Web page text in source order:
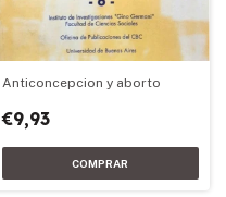
Anticoncepcion y aborto
€9,93